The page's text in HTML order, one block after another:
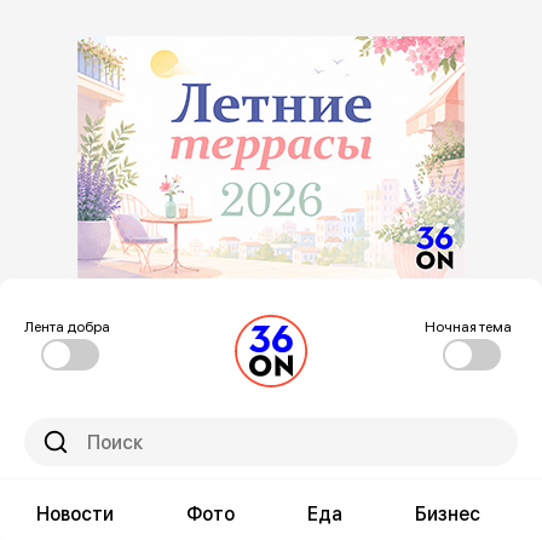
Лента добра Ночная тема
Новости Фото Еда Бизнес